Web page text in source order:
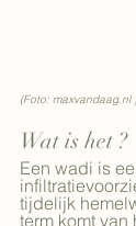
(Foto: maxvandaag.nl )
Wat is het ?
Een wadi is
tijdelijk
term komt